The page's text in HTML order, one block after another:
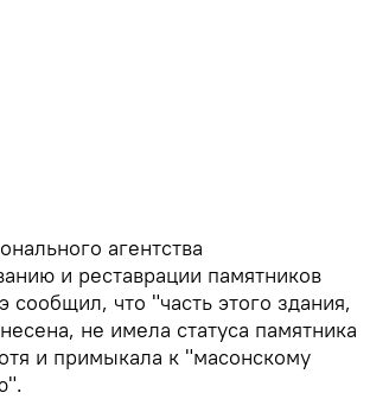
агентства
и реставрации памятников
что "часть этого здания,
не имела статуса памятника
и примыкала к "масонскому